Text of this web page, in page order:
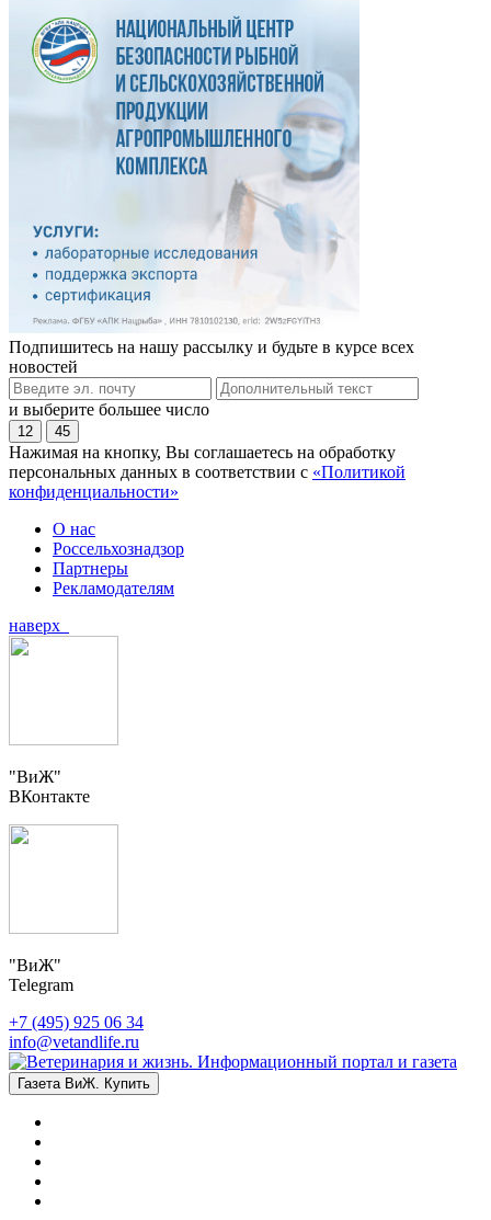
Подпишитесь на нашу рассылку и будьте в курсе всех
новостей
и выберите большее число
12 45
Нажимая на кнопку, Вы соглашаетесь на обработку
персональных данных в соответствии с «Политикой
конфиденциальности»
О нас
Россельхознадзор
Партнеры
Рекламодателям
наверх
"ВиЖ"
ВКонтакте
"ВиЖ"
Telegram
+7 (495) 925 06 34
info@vetandlife.ru
Газета ВиЖ. Купить